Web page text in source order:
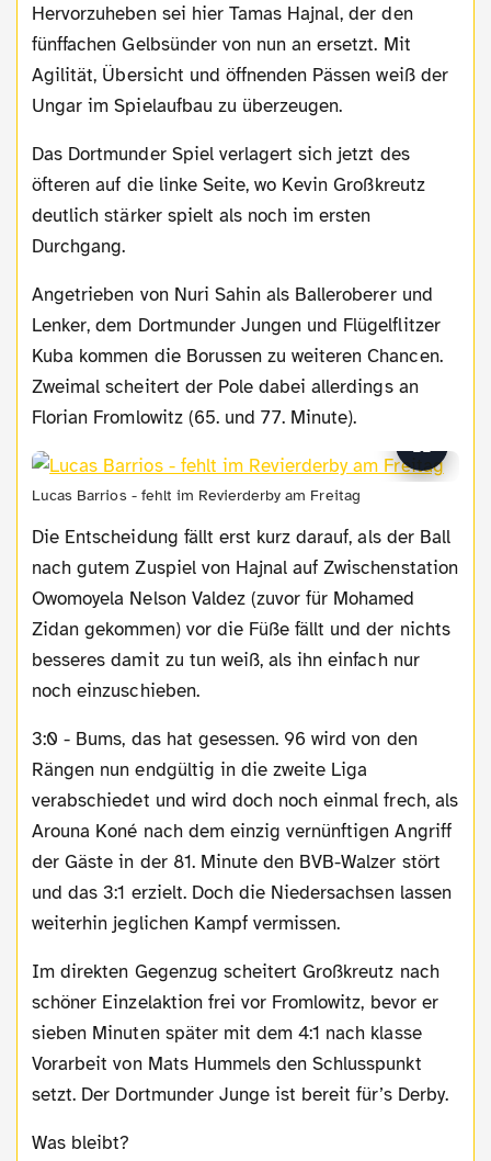
Hervorzuheben sei hier Tamas Hajnal, der den
fünffachen Gelbsünder von nun an ersetzt. Mit
Agilität, Übersicht und öffnenden Pässen weiß der
Ungar im Spielaufbau zu überzeugen.
Das Dortmunder Spiel verlagert sich jetzt des
öfteren auf die linke Seite, wo Kevin Großkreutz
deutlich stärker spielt als noch im ersten
Durchgang.
Angetrieben von Nuri Sahin als Balleroberer und
Lenker, dem Dortmunder Jungen und Flügelflitzer
Kuba kommen die Borussen zu weiteren Chancen.
Zweimal scheitert der Pole dabei allerdings an
Florian Fromlowitz (65. und 77. Minute).
Lucas Barrios - fehlt im Revierderby am Freitag
Die Entscheidung fällt erst kurz darauf, als der Ball
nach gutem Zuspiel von Hajnal auf Zwischenstation
Owomoyela Nelson Valdez (zuvor für Mohamed
Zidan gekommen) vor die Füße fällt und der nichts
besseres damit zu tun weiß, als ihn einfach nur
noch einzuschieben.
3:0 - Bums, das hat gesessen. 96 wird von den
Rängen nun endgültig in die zweite Liga
verabschiedet und wird doch noch einmal frech, als
Arouna Koné nach dem einzig vernünftigen Angriff
der Gäste in der 81. Minute den BVB-Walzer stört
und das 3:1 erzielt. Doch die Niedersachsen lassen
weiterhin jeglichen Kampf vermissen.
Im direkten Gegenzug scheitert Großkreutz nach
schöner Einzelaktion frei vor Fromlowitz, bevor er
sieben Minuten später mit dem 4:1 nach klasse
Vorarbeit von Mats Hummels den Schlusspunkt
setzt. Der Dortmunder Junge ist bereit für’s Derby.
Was bleibt?